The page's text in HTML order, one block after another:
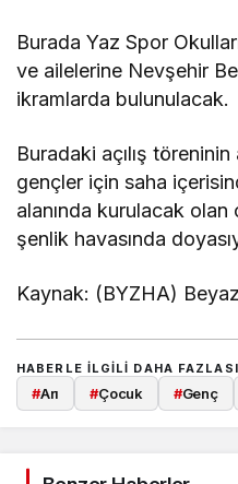
Burada Yaz Spor
ve ailelerine Nevşehir
ikramlarda bulunulacak.
Buradaki açılış
gençler için saha
alanında kurulacak
şenlik havasında
Kaynak: (BYZHA)
HABERLE ILGILI DAHA FAZLASI
#Arı #Çocuk #Genç